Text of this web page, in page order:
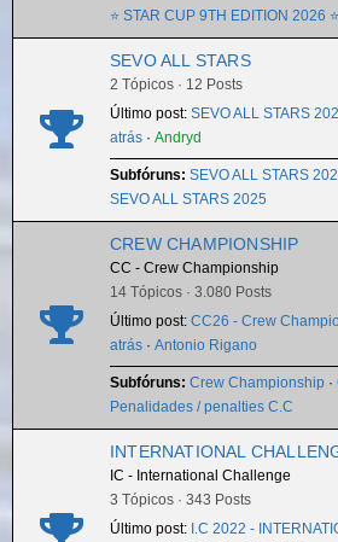
⭐ STAR CUP 9TH EDITION 2026 ⭐
SEVO ALL STARS
2 Tópicos · 12 Posts
Último post: SEVO ALL STARS
atrás · Andryd
Subfóruns: SEVO ALL STARS
SEVO ALL STARS 2025
CREW CHAMPIONSHIP
CC - Crew Championship
14 Tópicos · 3.080 Posts
Último post: CC26 - Crew
atrás · Antonio Rigano
Subfóruns: Crew Championship ·
Penalidades / penalties C.C
INTERNATIONAL
IC - International Challenge
3 Tópicos · 343 Posts
Último post: I.C 2022 -